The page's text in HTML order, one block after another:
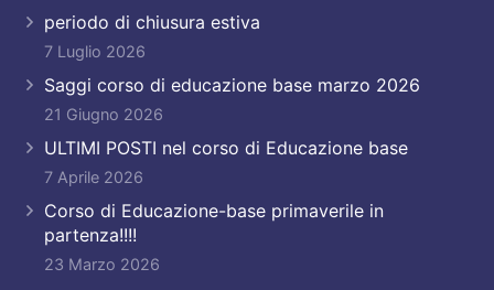
periodo di chiusura estiva
7 Luglio 2026
Saggi corso di educazione base marzo 2026
21 Giugno 2026
ULTIMI POSTI nel corso di Educazione base
7 Aprile 2026
Corso di Educazione-base primaverile in
partenza!!!!
23 Marzo 2026